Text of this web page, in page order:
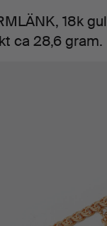
18k
ca 28,6 gram.